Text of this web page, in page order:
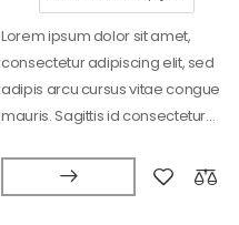
Lorem ipsum dolor sit amet,
consectetur adipiscing elit, sed
adipis arcu cursus vitae congue
mauris. Sagittis id consectetur